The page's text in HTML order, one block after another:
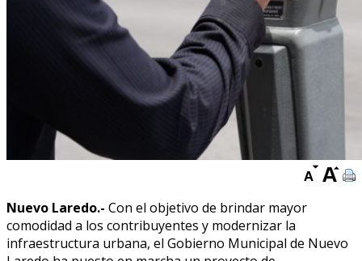
Nuevo Laredo.- Con el objetivo de brindar mayor
comodidad a los contribuyentes y modernizar la
infraestructura urbana, el Gobierno Municipal de Nuevo